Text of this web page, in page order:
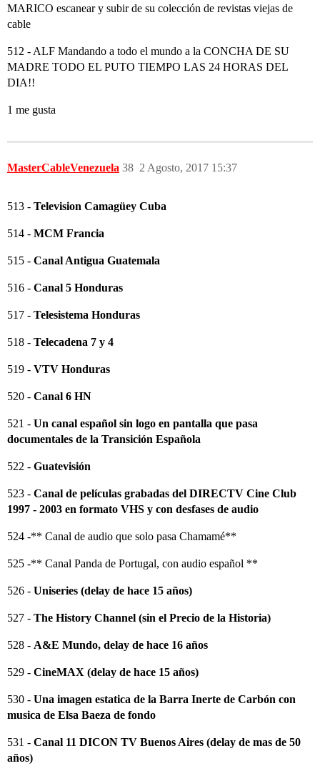
MARICO escanear y subir de su colección de revistas viejas de
cable
512 - ALF Mandando a todo el mundo a la CONCHA DE SU
MADRE TODO EL PUTO TIEMPO LAS 24 HORAS DEL
DIA!!
1 me gusta
MasterCableVenezuela 2 Agosto, 2017 15:37
38
513 - Television Camagüey Cuba
514 - MCM Francia
515 - Canal Antigua Guatemala
516 - Canal 5 Honduras
517 - Telesistema Honduras
518 - Telecadena 7 y 4
519 - VTV Honduras
520 - Canal 6 HN
521 - Un canal español sin logo en pantalla que pasa
documentales de la Transición Española
522 - Guatevisión
523 - Canal de películas grabadas del DIRECTV Cine Club
1997 - 2003 en formato VHS y con desfases de audio
524 -** Canal de audio que solo pasa Chamamé**
525 -** Canal Panda de Portugal, con audio español **
526 - Uniseries (delay de hace 15 años)
527 - The History Channel (sin el Precio de la Historia)
528 - A&E Mundo, delay de hace 16 años
529 - CineMAX (delay de hace 15 años)
530 - Una imagen estatica de la Barra Inerte de Carbón con
musica de Elsa Baeza de fondo
531 - Canal 11 DICON TV Buenos Aires (delay de mas de 50
años)